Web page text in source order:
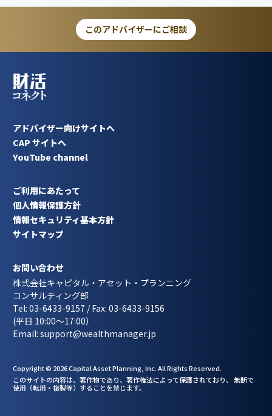
このアドバイザーにご相談
アドバイザー向けサイトへ
CAP サイトへ
YouTube channel
ご利用にあたって
個人情報保護方針
情報セキュリティ基本方針
サイトマップ
お問い合わせ
株式会社キャピタル・アセット・プランニング
コンサルティング部
Tel: 03-6433-9157 / Fax: 03-6433-9156
(平日 10:00〜17:00）
Email: support@wealthmanager.jp
Copyright © 2026 Capital Asset Planning, Inc. All Rights Reserved.
このサイトの内容は、著作物であり、著作権法によって保護されており、 無断で
使用（転用・複製等） することを禁じます。